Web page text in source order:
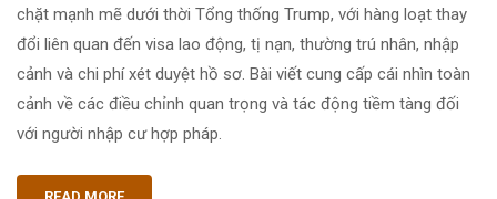
chặt mạnh mẽ dưới thời Tổng thống Trump, với hàng loạt thay
đổi liên quan đến visa lao động, tị nạn, thường trú nhân, nhập
cảnh và chi phí xét duyệt hồ sơ. Bài viết cung cấp cái nhìn toàn
cảnh về các điều chỉnh quan trọng và tác động tiềm tàng đối
với người nhập cư hợp pháp.